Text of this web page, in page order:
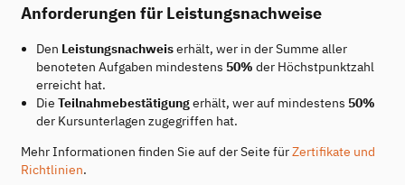
Anforderungen für Leistungsnachweise
Den Leistungsnachweiserhält, wer in der Summe aller
benoteten Aufgaben mindestens 50% der Höchstpunktzahl
erreicht hat.
Die Teilnahmebestätigungerhält, wer auf mindestens 50%
der Kursunterlagen zugegriffen hat.
Mehr Informationen finden Sie auf der Seite fürZertifikate und
Richtlinien.